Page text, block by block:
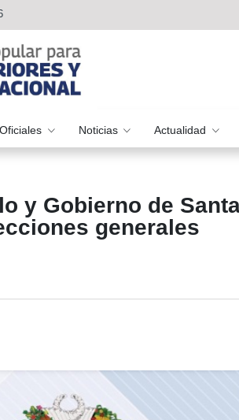
Noticias Actualidad
y Gobierno de
generales